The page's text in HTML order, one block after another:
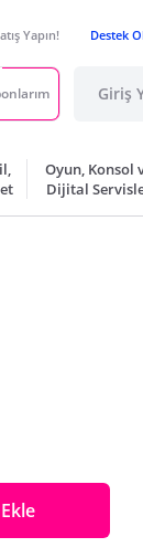
Yapın! Destek
Giriş
Oyun, Konsol
Dijital